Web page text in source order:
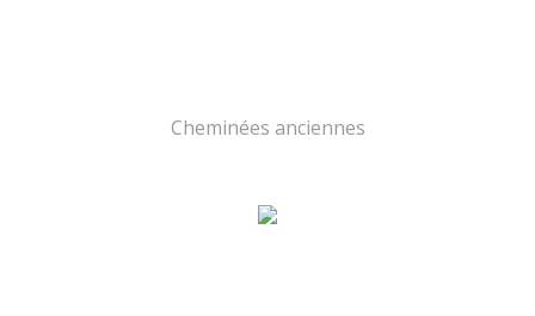
Cheminées anciennes